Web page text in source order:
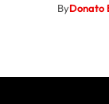
ByDonato